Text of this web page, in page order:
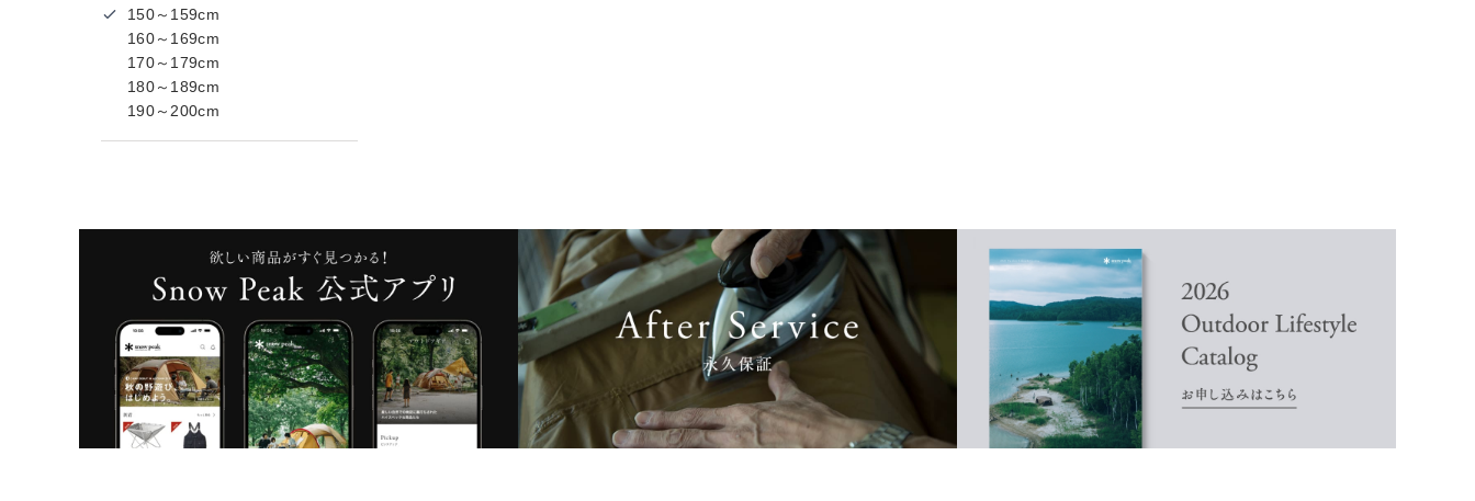
150～159cm
160～169cm
170～179cm
180～189cm
190～200cm